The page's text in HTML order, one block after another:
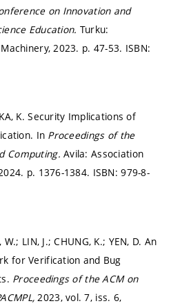
on Innovation and
Education. Turku:
2023. p. 47-53. ISBN:
K. Security Implications of
In Proceedings of the
Computing.Avila: Association
p. 1376-1384. ISBN: 979-8-
W.; LIN, J.; CHUNG, K.; YEN, D. An
for Verification and Bug
Proceedings of the ACM on
2023, vol. 7, iss. 6,